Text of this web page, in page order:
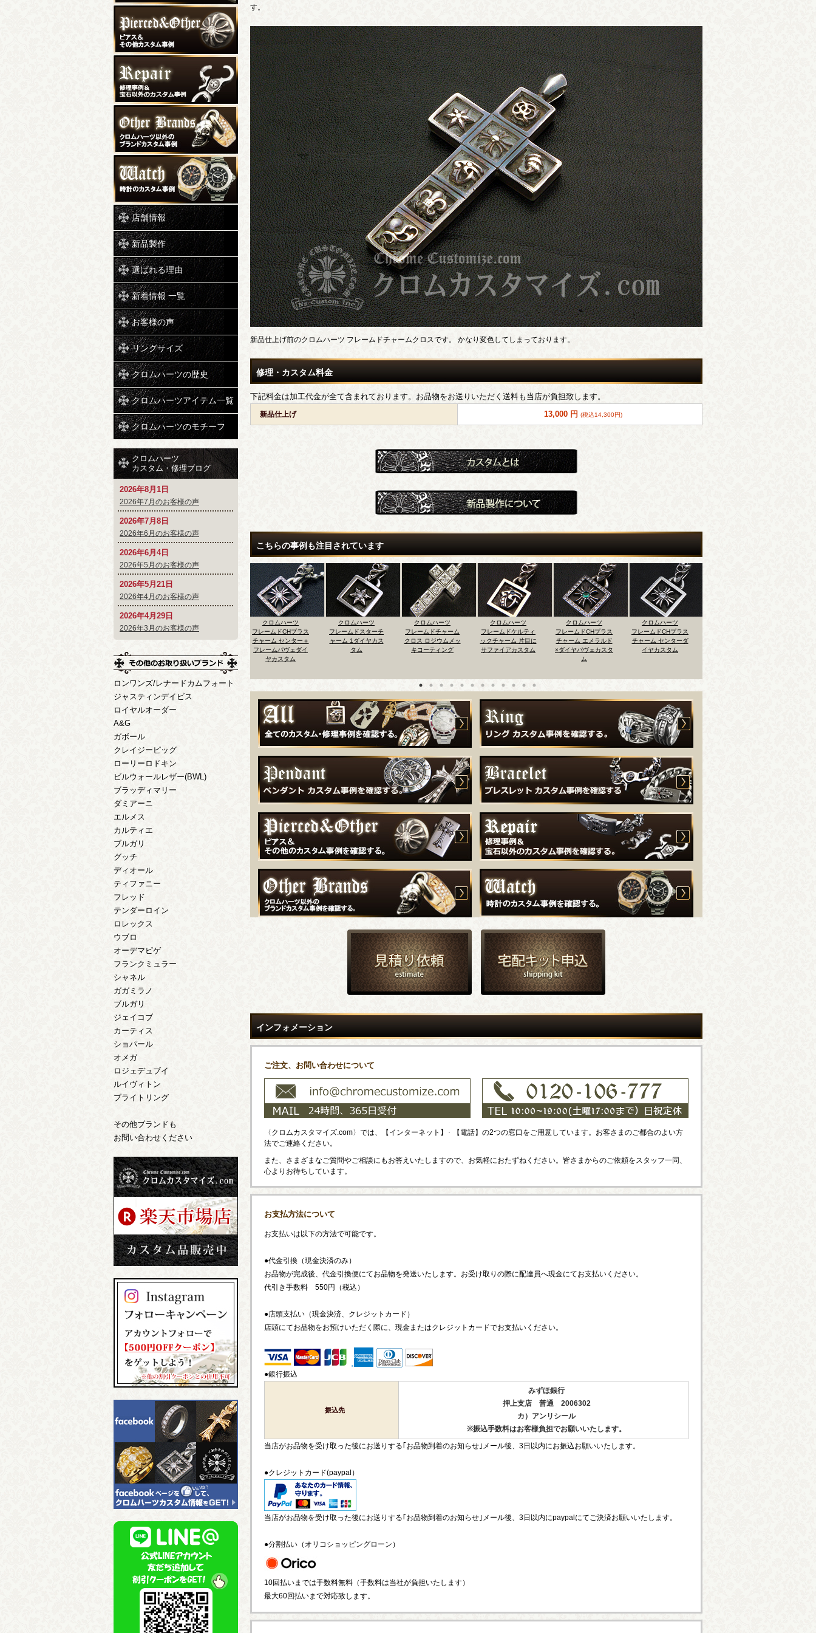
す。
新品仕上げ前のクロムハーツ フレームドチャームクロスです。 かなり変色してしまっております。
修理・カスタム料金
下記料金は加工代金が全て含まれております。お品物をお送りいただく送料も当店が負担致します。
新品仕上げ 13,000 円 (税込14,300円)
こちらの事例も注目されています
フレームドオープン
ベビーファットチャ
ームパヴェダイヤカ
スタム＆ロジウムメ
フレームドCHプラス
チャーム センター＋
ヤカスタム
クロムハーツ
フレームドスターチ
ャーム 1ダイヤカス
タム
クロムハーツ
フレームドチャーム
クロス ロジウムメッ
キコーティング
クロムハーツ
フレームドケルティ
ックチャーム 片目に
サファイアカスタム
クロムハーツ
フレームドCHプラス
チャーム エメラルド
×ダイヤパヴェカスタ
クロムハーツ
フレームドCHプラス
チャーム センターダ
イヤカスタム
クロムハーツ
フレームドCHプラス
チャーム センターブ
ラックダイヤカスタ
インフォメーション
ご注文、お問い合わせについて
〈クロムカスタマイズ.com〉では、【インターネット】･ 【電話】の2つの窓口をご用意しています。お客さまのご都合のよい方
法でご連絡ください。
また、さまざまなご質問やご相談にもお答えいたしますので、お気軽におたずねください。皆さまからのご依頼をスタッフ一同、
心よりお待ちしています。
お支払方法について
お支払いは以下の方法で可能です。
●代金引換（現金決済のみ）
お品物が完成後、代金引換便にてお品物を発送いたします。お受け取りの際に配達員へ現金にてお支払いください。
代引き手数料 550円（税込）
●店頭支払い（現金決済、クレジットカード）
店頭にてお品物をお預けいただく際に、現金またはクレジットカードでお支払いください。
●銀行振込
振込先
みずほ銀行
押上支店 普通 2006302
カ）アンリシール
※振込手数料はお客様負担でお願いいたします。
当店がお品物を受け取った後にお送りする｢お品物到着のお知らせ｣メール後、3日以内にお振込お願いいたします。
●クレジットカード(paypal）
当店がお品物を受け取った後にお送りする｢お品物到着のお知らせ｣メール後、3日以内にpaypalにてご決済お願いいたします。
●分割払い（オリコショッピングローン）
10回払いまでは手数料無料（手数料は当社が負担いたします）
最大60回払いまで対応致します。
店舗情報
新品製作
選ばれる理由
新着情報 一覧
お客様の声
リングサイズ
クロムハーツの歴史
クロムハーツアイテム一覧
クロムハーツのモチーフ
クロムハーツ
カスタム・修理ブログ
2026年8月1日
2026年7月のお客様の声
2026年7月8日
2026年6月のお客様の声
2026年6月4日
2026年5月のお客様の声
2026年5月21日
2026年4月のお客様の声
2026年4月29日
2026年3月のお客様の声
ロンワンズ/レナードカムフォート
ジャスティンデイビス
ロイヤルオーダー
A&G
ガボール
クレイジーピッグ
ローリーロドキン
ビルウォールレザー(BWL)
ブラッディマリー
ダミアーニ
エルメス
カルティエ
ブルガリ
グッチ
ディオール
ティファニー
フレッド
テンダーロイン
ロレックス
ウブロ
オーデマピゲ
フランクミュラー
シャネル
ガガミラノ
ブルガリ
ジェイコブ
カーティス
ショパール
オメガ
ロジェデュブイ
ルイヴィトン
ブライトリング
その他ブランドも
お問い合わせください